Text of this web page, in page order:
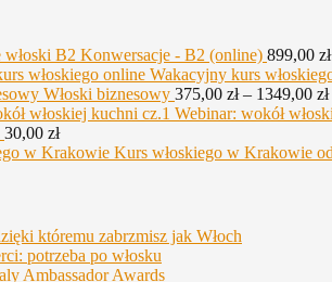
Konwersacje - B2 (online) 899,00 zł
Wakacyjny kurs
Włoski biznesowy 375,00 zł – 1349,00 zł
Webinar: wokół
30,00 zł
Kurs włoskiego w Krakowie
któremu zabrzmisz jak Włoch
potrzeba po włosku
Ambassador Awards